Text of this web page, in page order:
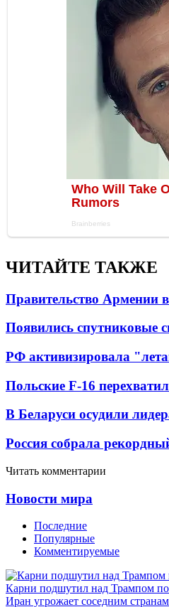
ЧИТАЙТЕ ТАКЖЕ
Правительство Армении
Появились спутниковые
РФ активизировала
Польские F-16
В Беларуси осудили
Россия собрала
Читать комментарии
Новости мира
Последние
Популярные
Комментируемые
Карни подшутил над Трампом
Иран угрожает соседним